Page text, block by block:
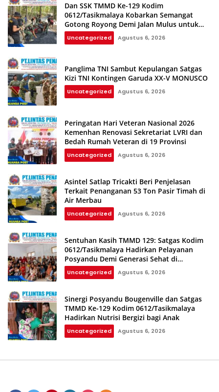
Dan SSK TMMD Ke-129 Kodim
0612/Tasikmalaya Kobarkan Semangat
Gotong Royong Demi Jalan Mulus untuk
Rakyat
Uncategorized Agustus 6, 2026
Panglima TNI Sambut Kepulangan Satgas
Kizi TNI Kontingen Garuda XX-V MONUSCO
Uncategorized Agustus 6, 2026
Peringatan Hari Veteran Nasional 2026
Kemenhan Renovasi Sekretariat LVRI dan
Bedah Rumah Veteran di 19 Provinsi
Uncategorized Agustus 6, 2026
Asintel Satlap Tricakti Beri Penjelasan
Terkait Penanganan 53 Ton Pasir Timah di
Air Merbau
Uncategorized Agustus 6, 2026
Sentuhan Kasih TMMD 129: Satgas Kodim
0612/Tasikmalaya Hadirkan Pelayanan
Posyandu Demi Generasi Sehat di
Parungponteng
Uncategorized Agustus 6, 2026
Sinergi Posyandu Bougenville dan Satgas
TMMD Ke-129 Kodim 0612/Tasikmalaya
Hadirkan Nutrisi Bergizi bagi Anak
Uncategorized Agustus 6, 2026